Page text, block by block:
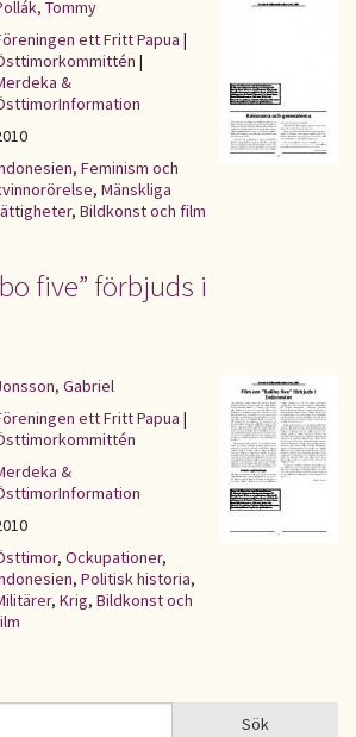
Tommy
ett Fritt Papua |
|
&
, Feminism och
, Mänskliga
, Bildkonst och film
five” förbjuds i
Gabriel
ett Fritt Papua |
&
, Ockupationer,
, Politisk historia,
, Krig, Bildkonst och
Sök